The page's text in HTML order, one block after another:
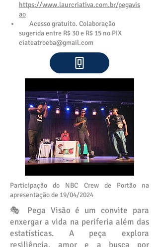
https://www.laurcriativa.com.br/pegavis
ao
Acesso gratuito. Colaboração
sugerida entre R$ 30 e R$ 15 no PIX
ciateatroeba@gmail.com
Participação do NBC Crew de Portão na
apresentação de 19/04/2024
🎭 Pega Visão é um convite para
enxergar a vida na periferia além das
estatísticas. A peça explora
resiliência, amor e a busca por